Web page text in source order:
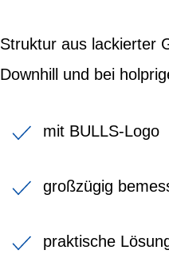
Struktur aus lackierter
Downhill und bei
mit BULLS-Logo
großzügig
praktische